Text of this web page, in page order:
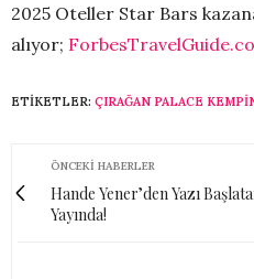
2025 Oteller Star Bars
alıyor;
ETIKETLER: ÇIRAĞAN PALACE
ÖNCEKI HABERLER
Hande Yener’den Yazı
Yayında!